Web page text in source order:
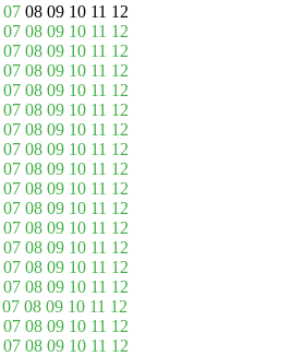
07 08 09 10 11 12
07 08 09 10 11 12
07 08 09 10 11 12
07 08 09 10 11 12
07 08 09 10 11 12
07 08 09 10 11 12
07 08 09 10 11 12
07 08 09 10 11 12
07 08 09 10 11 12
07 08 09 10 11 12
07 08 09 10 11 12
07 08 09 10 11 12
07 08 09 10 11 12
07 08 09 10 11 12
07 08 09 10 11 12
07 08 09 10 11 12
07 08 09 10 11 12
07 08 09 10 11 12